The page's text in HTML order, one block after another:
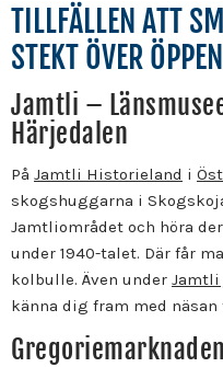
TILLFÄLLEN ATT
STEKT ÖVER
Jamtli –
Härjedalen
På Jamtli Historieland i
skogshuggarna i
Jamtliområdet och höra
under 1940-talet. Där får
kolbulle. Även under Jamtli
känna dig fram med